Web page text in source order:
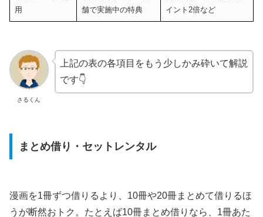
用
舗で実施中の特典
イント2倍など
さるくん
上記の表の各項目をもう少しかみ砕いて解説
です👇
まとめ借り・セットレンタル
漫画を1冊ずつ借りるより、10冊や20冊まとめて借りるほ
うが断然おトク。たとえば10冊まとめ借りなら、1冊あた